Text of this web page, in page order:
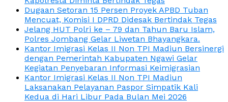
Dugaan Setoran 15 Persen Proyek APBD Tuban
Mencuat, Komisi I DPRD Didesak Bertindak Tegas
Jelang HUT Polri ke – 79 dan Tahun Baru Islam,
Polres Jombang Gelar Liwetan Bhayangkara.
Kantor Imigrasi Kelas II Non TPI Madiun Bersinergi
dengan Pemerintah Kabupaten Ngawi Gelar
Kegiatan Penyebaran Informasi Keimigrasian
Kantor Imigrasi Kelas II Non TPI Madiun
Laksanakan Pelayanan Paspor Simpatik Kali
Kedua di Hari Libur Pada Bulan Mei 2026